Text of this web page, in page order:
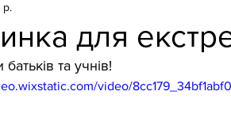
для
р.
та учнів!
video/